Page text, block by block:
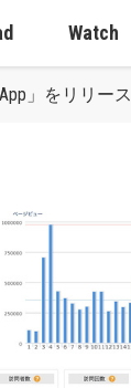
Watch
」をリリース